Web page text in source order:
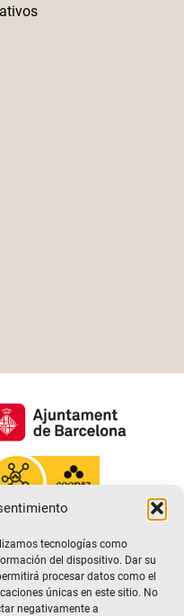
tecnologías como
del dispositivo. Dar su
procesar datos como el
únicas en este sitio. No
negativamente a